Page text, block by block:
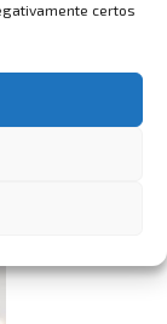
certos